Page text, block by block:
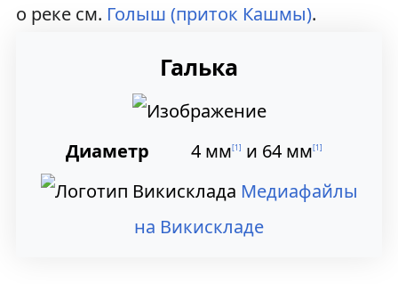
е
е
о реке см. Голыш (приток Кашмы).
Галька
Диаметр 4 мм[1] и 64 мм[1]
Медиафайлы
на Викискладе